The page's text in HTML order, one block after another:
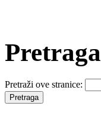
Pretraga
Pretraži ove stranice: